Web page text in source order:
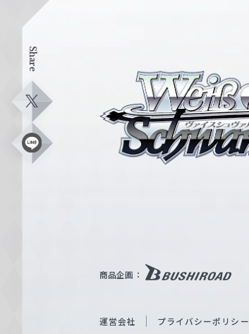
Share
X
L
ス
W
i
商品企画：
運営会社 プライバシーポリシー